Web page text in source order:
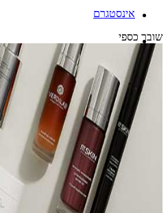
אינסטגרם
שובר כספי